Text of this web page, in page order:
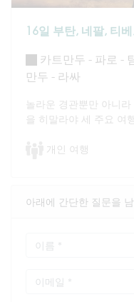
16일 부탄, 네팔, 티
카트만두 - 파로 -
만두 - 라싸
놀라운 경관뿐만 아니
을 히말라야 세 주요 여
개인 여행
아래에 간단한 질문을